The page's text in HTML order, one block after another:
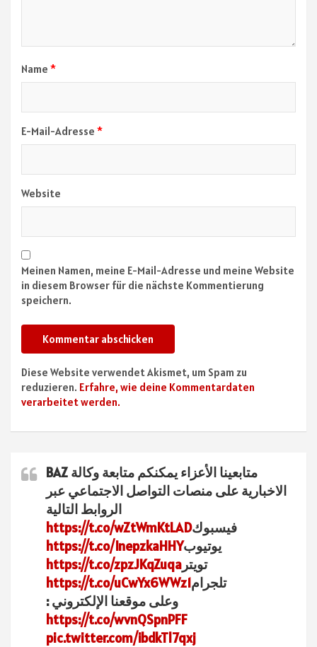
Name *
E-Mail-Adresse *
Website
Meinen Namen, meine E-Mail-Adresse und meine Website
in diesem Browser für die nächste Kommentierung
speichern.
Diese Website verwendet Akismet, um Spam zu
reduzieren. Erfahre, wie deine Kommentardaten
verarbeitet werden.
متابعينا الأعزاء يمكنكم متابعة وكالة BAZ
الاخبارية على منصات التواصل الاجتماعي عبر
الروابط التالية
فيسبوكhttps://t.co/wZtWmKtLAD
يوتيوبhttps://t.co/InepzkaHHY
تويتر https://t.co/zpzJKqZuqa
تلجرامhttps://t.co/uCwYx6WWz1
وعلى موقعنا الإلكتروني :
https://t.co/wvnQSpnPFF
pic.twitter.com/ibdkTl7qxj